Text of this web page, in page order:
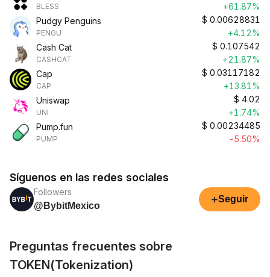
BLESS
+61.87%
Pudgy Penguins
PENGU
$ 0.00628831
+4.12%
Cash Cat
CASHCAT
$ 0.107542
+21.87%
Cap
CAP
$ 0.03117182
+13.81%
Uniswap
UNI
$ 4.02
+1.74%
Pump.fun
PUMP
$ 0.00234485
-5.50%
Síguenos en las redes sociales
Followers
@BybitMexico
+Seguir
Preguntas frecuentes sobre
TOKEN(Tokenization)